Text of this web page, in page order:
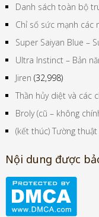
Danh sách toàn bộ
Chỉ số sức mạnh các
Super Saiyan Blue –
Ultra Instinct – Bản
Jiren (32,998)
Thần hủy diệt và các
Broly (cũ – không
(kết thúc) Tường
Nội dung được